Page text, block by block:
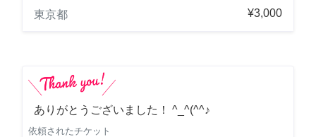
東京都
¥3,000
ありがとうございました！ ^_^(^^♪
依頼されたチケット